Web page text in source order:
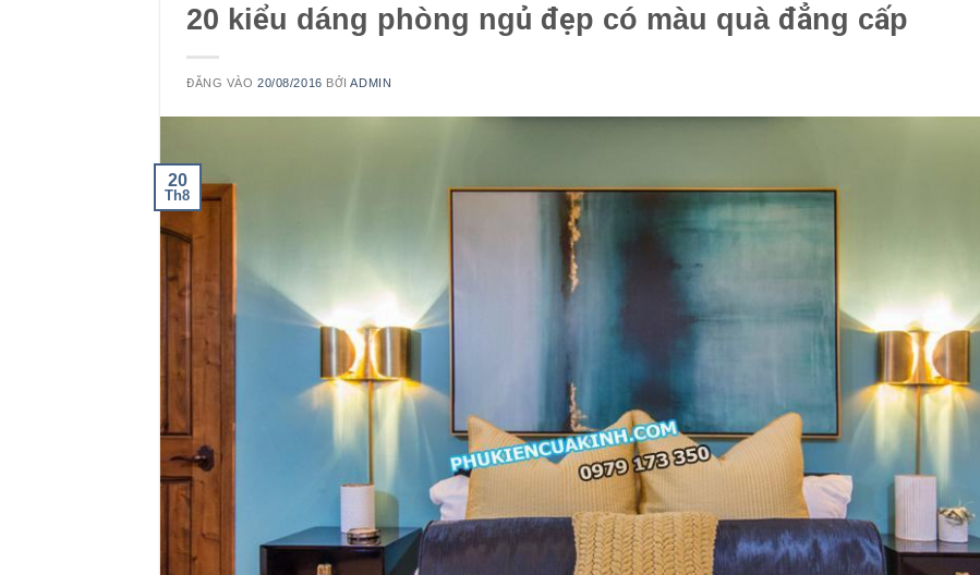
20 kiểu dáng phòng ngủ đẹp có màu quà đẳng cấp
ĐĂNG VÀO20/08/2016 BỞIADMIN
20
Th8